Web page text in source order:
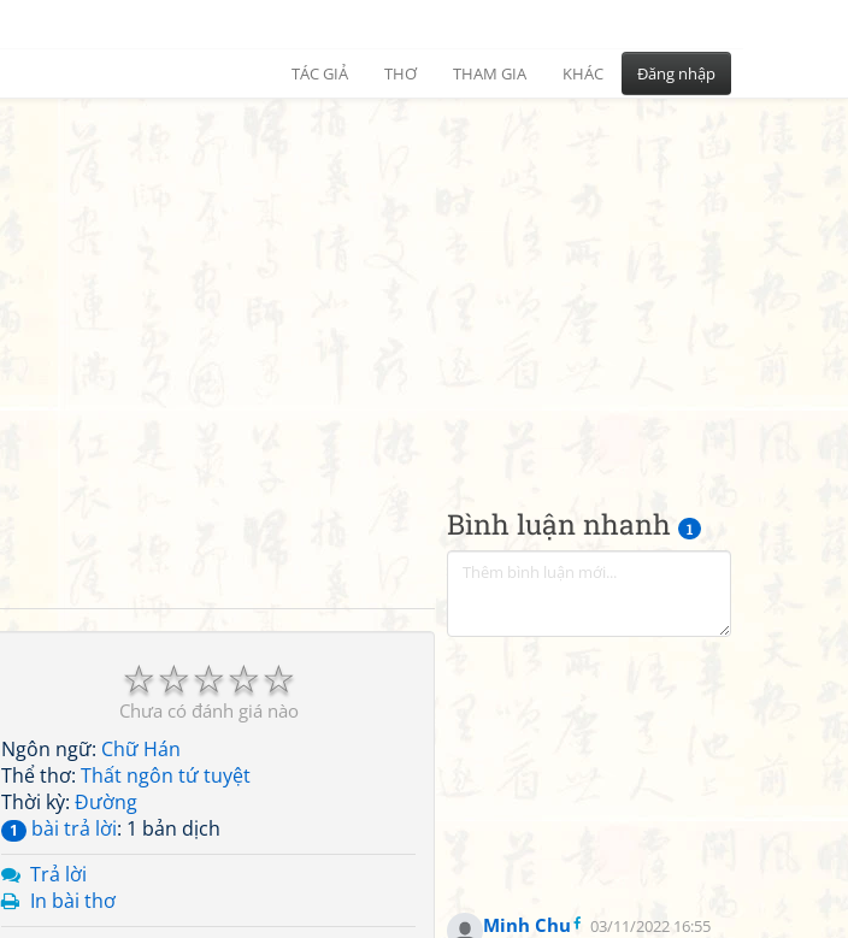
TÁC GIẢ THƠ THAM GIA KHÁC Đăng nhập
Bình luận nhanh 1
Minh Chu
03/11/2022 16:55
☆
☆
☆
☆
☆
Chưa có đánh giá nào
Ngôn ngữ: Chữ Hán
Thể thơ: Thất ngôn tứ tuyệt
Thời kỳ: Đường
1 bài trả lời: 1 bản dịch
Trả lời
In bài thơ